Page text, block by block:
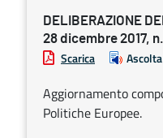
DELIBERAZIONE
28 dicembre 2017,
Scarica Ascolta
Aggiornamento
Politiche Europee.